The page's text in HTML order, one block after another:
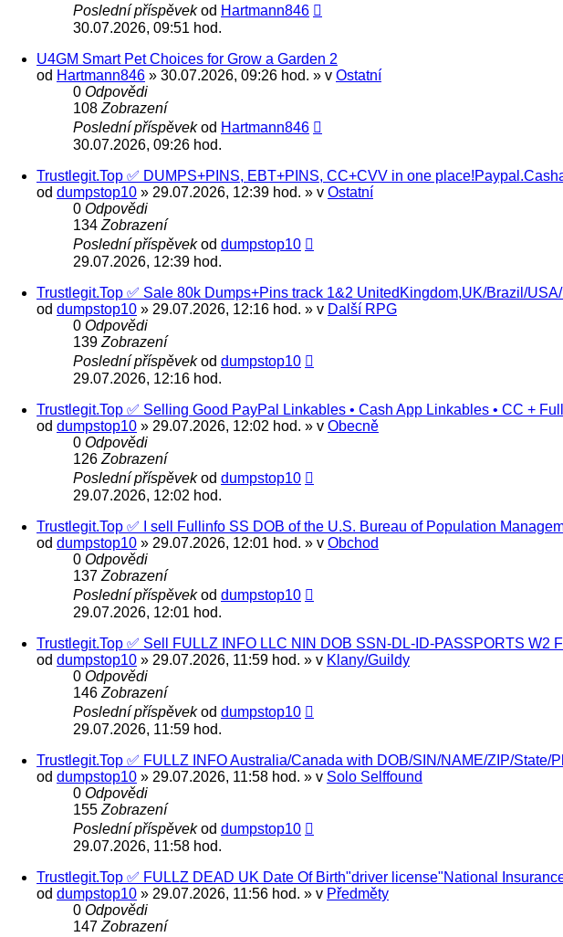
Poslední příspěvekod Hartmann846
30.07.2026, 09:51 hod.
U4GM Smart Pet Choices for Grow a Garden 2
od Hartmann846 » 30.07.2026, 09:26 hod. » v Ostatní
0 Odpovědi
108 Zobrazení
Poslední příspěvekod Hartmann846
30.07.2026, 09:26 hod.
Trustlegit.Top ✅ DUMPS+PINS, EBT+PINS, CC+CVV in one
od dumpstop10 » 29.07.2026, 12:39 hod. » v Ostatní
0 Odpovědi
134 Zobrazení
Poslední příspěvekod dumpstop10
29.07.2026, 12:39 hod.
Trustlegit.Top ✅ Sale 80k Dumps+Pins track 1&2 UnitedKingdom,UK/Brazil/
od dumpstop10 » 29.07.2026, 12:16 hod. » v Další RPG
0 Odpovědi
139 Zobrazení
Poslední příspěvekod dumpstop10
29.07.2026, 12:16 hod.
Trustlegit.Top ✅ Selling Good PayPal Linkables • Cash App Linkables • CC +
od dumpstop10 » 29.07.2026, 12:02 hod. » v Obecně
0 Odpovědi
126 Zobrazení
Poslední příspěvekod dumpstop10
29.07.2026, 12:02 hod.
Trustlegit.Top ✅ I sell Fullinfo SS DOB of the U.S. Bureau of Population
od dumpstop10 » 29.07.2026, 12:01 hod. » v Obchod
0 Odpovědi
137 Zobrazení
Poslední příspěvekod dumpstop10
29.07.2026, 12:01 hod.
Trustlegit.Top ✅ Sell FULLZ INFO LLC NIN DOB SSN-DL-ID-PASSPORTS W2
od dumpstop10 » 29.07.2026, 11:59 hod. » v Klany/Guildy
0 Odpovědi
146 Zobrazení
Poslední příspěvekod dumpstop10
29.07.2026, 11:59 hod.
Trustlegit.Top ✅ FULLZ INFO Australia/Canada with DOB/SIN/NAME/ZIP/State/
od dumpstop10 » 29.07.2026, 11:58 hod. » v Solo Selffound
0 Odpovědi
155 Zobrazení
Poslední příspěvekod dumpstop10
29.07.2026, 11:58 hod.
Trustlegit.Top ✅ FULLZ DEAD UK Date Of Birth"driver license"National
od dumpstop10 » 29.07.2026, 11:56 hod. » v Předměty
0 Odpovědi
147 Zobrazení